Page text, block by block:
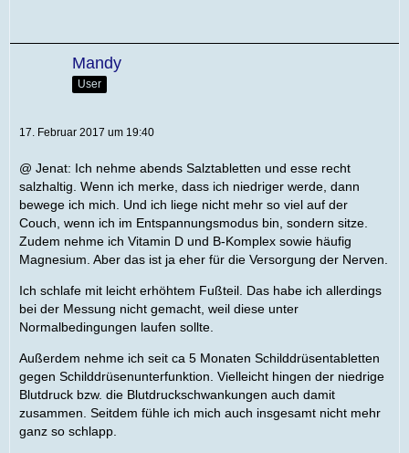
Mandy
User
17. Februar 2017 um 19:40
@ Jenat: Ich nehme abends Salztabletten und esse recht
salzhaltig. Wenn ich merke, dass ich niedriger werde, dann
bewege ich mich. Und ich liege nicht mehr so viel auf der
Couch, wenn ich im Entspannungsmodus bin, sondern sitze.
Zudem nehme ich Vitamin D und B-Komplex sowie häufig
Magnesium. Aber das ist ja eher für die Versorgung der Nerven.
Ich schlafe mit leicht erhöhtem Fußteil. Das habe ich allerdings
bei der Messung nicht gemacht, weil diese unter
Normalbedingungen laufen sollte.
Außerdem nehme ich seit ca 5 Monaten Schilddrüsentabletten
gegen Schilddrüsenunterfunktion. Vielleicht hingen der niedrige
Blutdruck bzw. die Blutdruckschwankungen auch damit
zusammen. Seitdem fühle ich mich auch insgesamt nicht mehr
ganz so schlapp.